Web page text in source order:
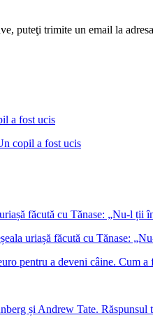
puteţi trimite un email la
copil a fost ucis
uriașă făcută cu Tănase:
pentru a deveni câine. Cum a
și Andrew Tate. Răspunsul